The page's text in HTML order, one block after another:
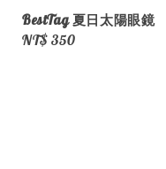
BestTag 夏日太陽眼鏡
Regular
NT$ 350